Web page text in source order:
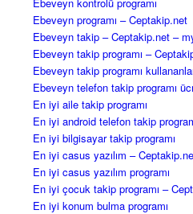
Ebeveyn kontrolü programı
Ebeveyn programı – Ceptakip.net
Ebeveyn takip – Ceptakip.net –
Ebeveyn takip programı –
Ebeveyn takip programı
Ebeveyn telefon takip programı
En iyi aile takip programı
En iyi android telefon takip
En iyi bilgisayar takip programı
En iyi casus yazılım –
En iyi casus yazılım programı
En iyi çocuk takip programı –
En iyi konum bulma programı